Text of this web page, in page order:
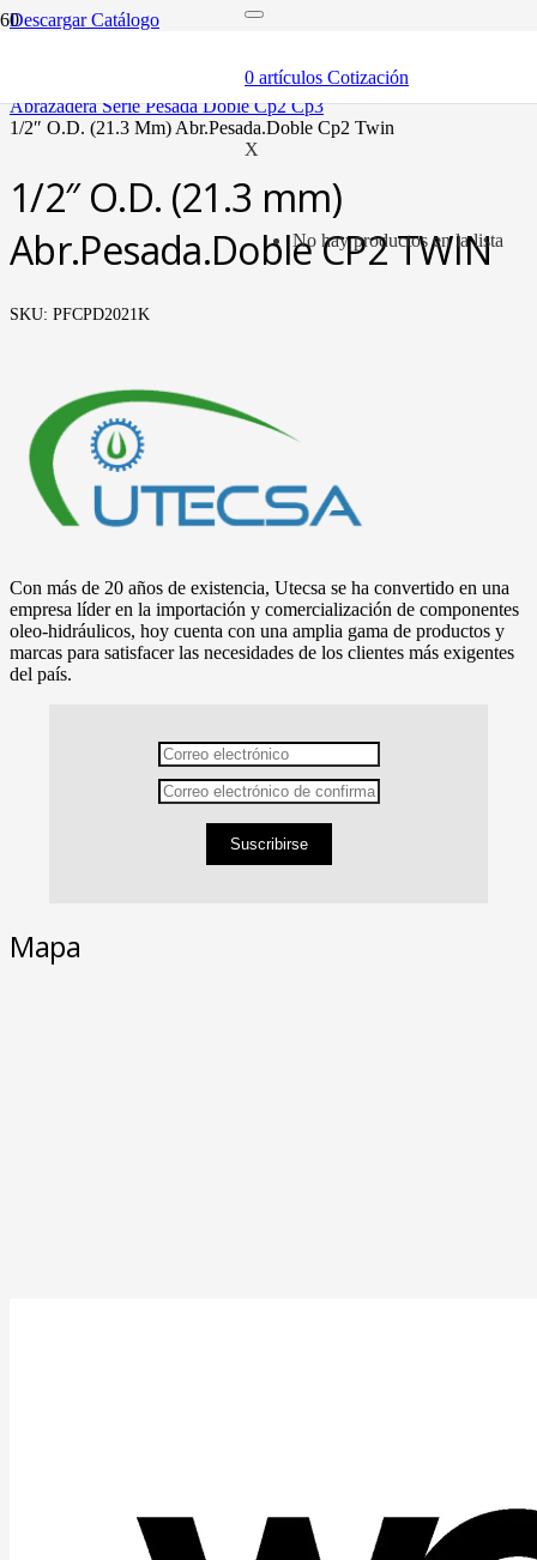
0 artículos Cotización
X
No hay productos en la lista
Descargar Catálogo
abrazaderas (soportes y bandas)
abrazadera serie pesada doble cp2 cp3
1/2″ o.d. (21.3 mm) abr.pesada.doble cp2 twin
1/2″ O.D. (21.3 mm)
Abr.Pesada.Doble CP2 TWIN
SKU: PFCPD2021K
Con más de 20 años de existencia, Utecsa se ha convertido en una
empresa líder en la importación y comercialización de componentes
oleo-hidráulicos, hoy cuenta con una amplia gama de productos y
marcas para satisfacer las necesidades de los clientes más exigentes
del país.
Suscribirse
Mapa